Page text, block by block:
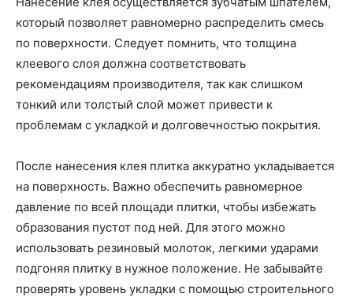
который позволяет равномерно распределить смесь
по поверхности. Следует помнить, что толщина
клеевого слоя должна соответствовать
рекомендациям производителя, так как слишком
тонкий или толстый слой может привести к
проблемам с укладкой и долговечностью покрытия.
После нанесения клея плитка аккуратно укладывается
на поверхность. Важно обеспечить равномерное
давление по всей площади плитки, чтобы избежать
образования пустот под ней. Для этого можно
использовать резиновый молоток, легкими ударами
подгоняя плитку в нужное положение. Не забывайте
проверять уровень укладки с помощью строительного